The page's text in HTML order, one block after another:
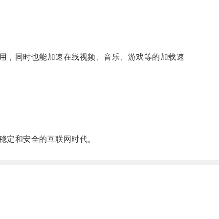
同时也能加速在线视频、音乐、游戏等的加载速
和安全的互联网时代。